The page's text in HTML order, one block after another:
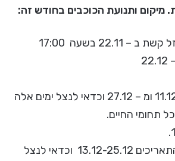
מיקום ותנועת הכוכבים בחודש זה:
• השמש עברה למזל קשת ב – 22.11 בשעה 17:00
• הירח מתמלא עד 11.12 ומ – 27.12 וכדאי לנצל ימים אלה
תחומי החיים.
• הירח מתמעט בין התאריכים 13.12-25.12 וכדאי לנצל